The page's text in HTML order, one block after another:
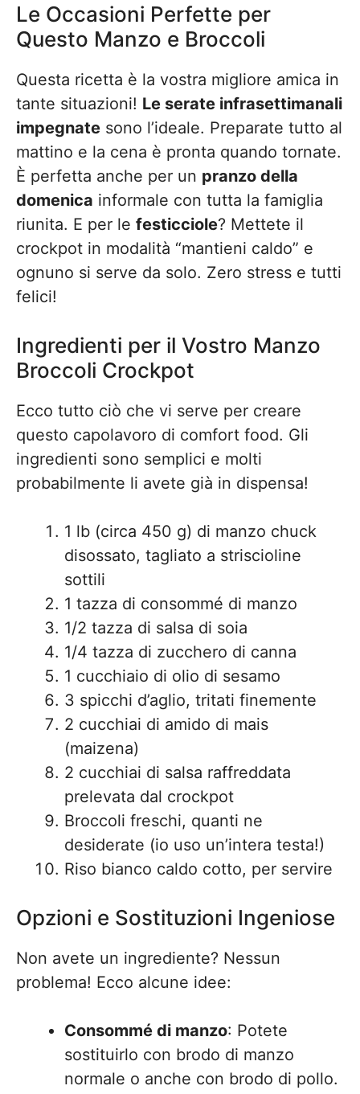
Le Occasioni Perfette per
Questo Manzo e Broccoli
Questa ricetta è la vostra migliore amica in
tante situazioni! Le serate infrasettimanali
impegnate sono l’ideale. Preparate tutto al
mattino e la cena è pronta quando tornate.
È perfetta anche per un pranzo della
domenica informale con tutta la famiglia
riunita. E per le festicciole? Mettete il
crockpot in modalità “mantieni caldo” e
ognuno si serve da solo. Zero stress e tutti
felici!
Ingredienti per il Vostro Manzo
Broccoli Crockpot
Ecco tutto ciò che vi serve per creare
questo capolavoro di comfort food. Gli
ingredienti sono semplici e molti
probabilmente li avete già in dispensa!
1 lb (circa 450 g) di manzo chuck
disossato, tagliato a striscioline
sottili
1 tazza di consommé di manzo
1/2 tazza di salsa di soia
1/4 tazza di zucchero di canna
1 cucchiaio di olio di sesamo
3 spicchi d’aglio, tritati finemente
2 cucchiai di amido di mais
(maizena)
2 cucchiai di salsa raffreddata
prelevata dal crockpot
Broccoli freschi, quanti ne
desiderate (io uso un’intera testa!)
Riso bianco caldo cotto, per servire
Opzioni e Sostituzioni Ingeniose
Non avete un ingrediente? Nessun
problema! Ecco alcune idee:
Consommé di manzo: Potete
sostituirlo con brodo di manzo
normale o anche con brodo di pollo.